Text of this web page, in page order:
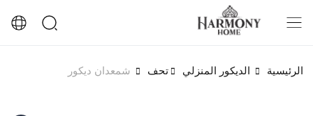
الرئيسية الديكور المنزلي تحف شمعدان ديكور